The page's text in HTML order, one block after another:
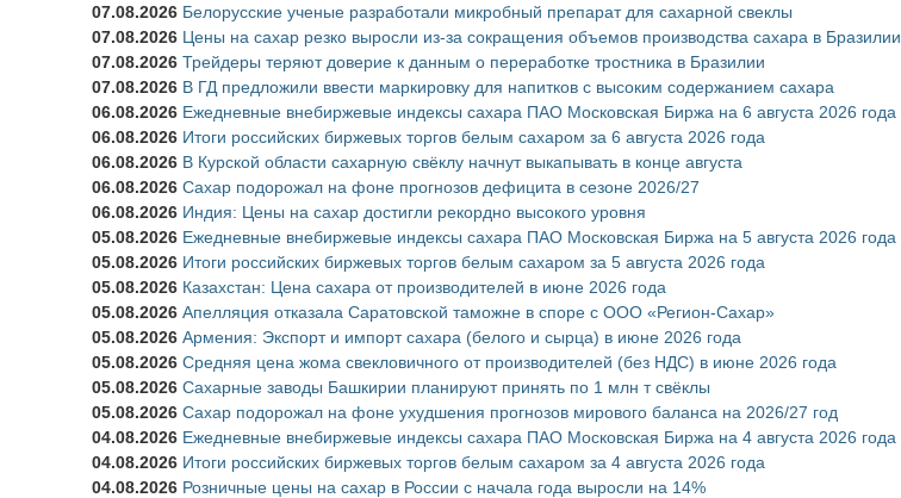
07.08.2026 Белорусские ученые разработали микробный препарат для сахарной свеклы
07.08.2026 Цены на сахар резко выросли из-за сокращения объемов производства сахара в Бразилии
07.08.2026 Трейдеры теряют доверие к данным о переработке тростника в Бразилии
07.08.2026 В ГД предложили ввести маркировку для напитков с высоким содержанием сахара
06.08.2026 Ежедневные внебиржевые индексы сахара ПАО Московская Биржа на 6 августа 2026 года
06.08.2026 Итоги российских биржевых торгов белым сахаром за 6 августа 2026 года
06.08.2026 В Курской области сахарную свёклу начнут выкапывать в конце августа
06.08.2026 Сахар подорожал на фоне прогнозов дефицита в сезоне 2026/27
06.08.2026 Индия: Цены на сахар достигли рекордно высокого уровня
05.08.2026 Ежедневные внебиржевые индексы сахара ПАО Московская Биржа на 5 августа 2026 года
05.08.2026 Итоги российских биржевых торгов белым сахаром за 5 августа 2026 года
05.08.2026 Казахстан: Цена сахара от производителей в июне 2026 года
05.08.2026 Апелляция отказала Саратовской таможне в споре с ООО «Регион-Сахар»
05.08.2026 Армения: Экспорт и импорт сахара (белого и сырца) в июне 2026 года
05.08.2026 Средняя цена жома свекловичного от производителей (без НДС) в июне 2026 года
05.08.2026 Сахарные заводы Башкирии планируют принять по 1 млн т свёклы
05.08.2026 Сахар подорожал на фоне ухудшения прогнозов мирового баланса на 2026/27 год
04.08.2026 Ежедневные внебиржевые индексы сахара ПАО Московская Биржа на 4 августа 2026 года
04.08.2026 Итоги российских биржевых торгов белым сахаром за 4 августа 2026 года
04.08.2026 Розничные цены на сахар в России с начала года выросли на 14%